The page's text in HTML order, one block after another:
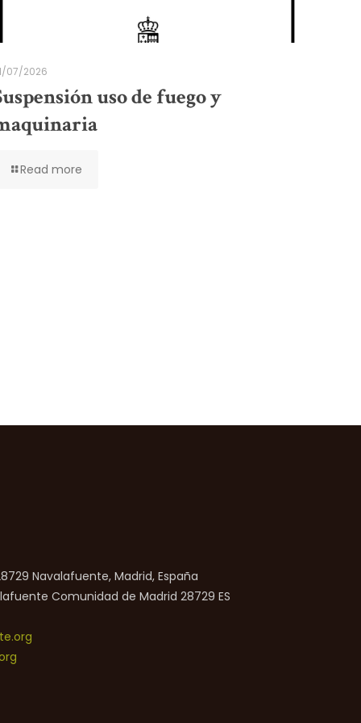
07/2026
uso de fuego y
Read more
Navalafuente, Madrid, España
Comunidad de Madrid 28729 ES